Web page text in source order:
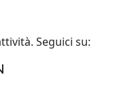
Seguici su: